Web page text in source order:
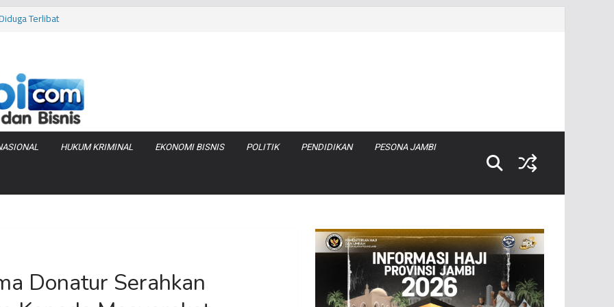
Terlibat
Jadi Rp
Zenix di
HUKUM KRIMINAL EKONOMI BISNIS POLITIK PENDIDIKAN PESONA JAMBI
Donatur Serahkan